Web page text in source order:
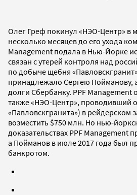
Олег Греф покинул «НЭО-Центр» в
несколько месяцев до его ухода
Management подала в Нью-Йорке
связан с утерей контроля над
по добыче щебня
принадлежало Сергею Пойманову,
долги Сбербанку. PPF Management
также «НЭО-Центр», проводивший
«Павловскгранита») в рейдерском
возместить $750 млн. Но нью-
доказательствах PPF Management
а Пойманов в июле 2017 года был
банкротом.